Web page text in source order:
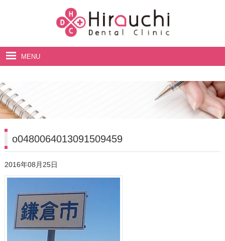
MENU
料金表
o0480064013091509459
2016年08月25日